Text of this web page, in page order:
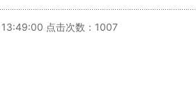
点击次数：1007